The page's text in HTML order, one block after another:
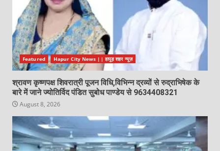
Featured Hapur City News || हापुड़ शहर न्यूज़
श्रावण कृष्णपक्ष शिवरात्री पूजन विधि,विभिन्न द्रव्यों से रुद्राभिषेक के
बारे में जाने ज्योतिर्विद पंडित सुबोध पाण्डेय से 9634408321
August 8, 2026